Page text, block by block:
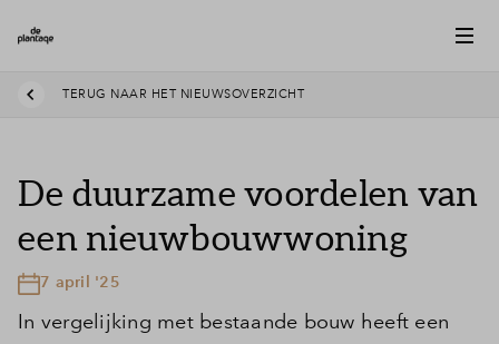
TERUG NAAR HET NIEUWSOVERZICHT
De duurzame voordelen van
een nieuwbouwwoning
7 april '25
In vergelijking met bestaande bouw heeft een